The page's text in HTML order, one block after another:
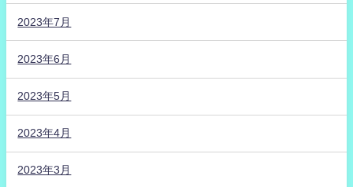
2023年7月
2023年6月
2023年5月
2023年4月
2023年3月